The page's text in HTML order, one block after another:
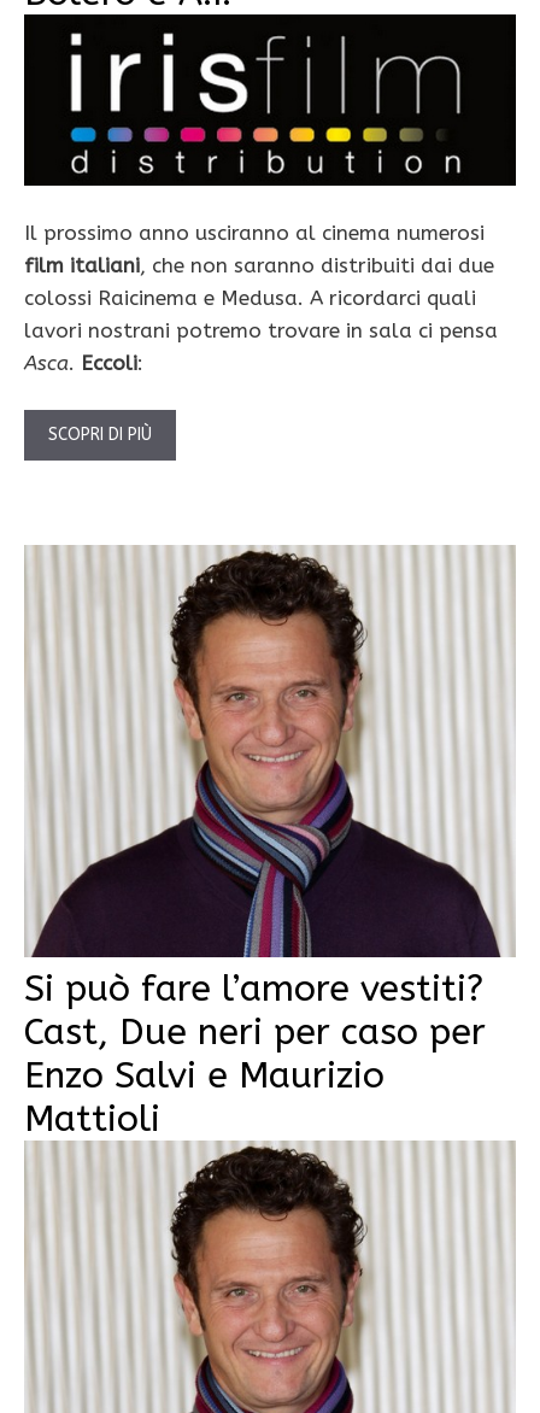
Il prossimo anno usciranno al cinema numerosi
film italiani, che non saranno distribuiti dai due
colossi Raicinema e Medusa. A ricordarci quali
lavori nostrani potremo trovare in sala ci pensa
Asca. Eccoli:
SCOPRI DI PIÙ
Si può fare l’amore vestiti?
Cast, Due neri per caso per
Enzo Salvi e Maurizio
Mattioli